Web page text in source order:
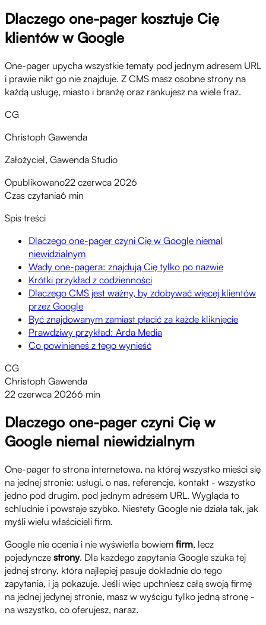
Dlaczego one-pager kosztuje Cię
klientów w Google
One-pager upycha wszystkie tematy pod jednym adresem URL
i prawie nikt go nie znajduje. Z CMS masz osobne strony na
każdą usługę, miasto i branżę oraz rankujesz na wiele fraz.
CG
Christoph Gawenda
Założyciel, Gawenda Studio
Opublikowano22 czerwca 2026
Czas czytania6 min
Spis treści
Dlaczego one-pager czyni Cię w Google niemal
niewidzialnym
Wady one-pagera: znajdują Cię tylko po nazwie
Krótki przykład z codzienności
Dlaczego CMS jest ważny, by zdobywać więcej klientów
przez Google
Być znajdowanym zamiast płacić za każde kliknięcie
Prawdziwy przykład: Arda Media
Co powinieneś z tego wynieść
CG
Christoph Gawenda
22 czerwca 20266 min
Dlaczego one-pager czyni Cię w
Google niemal niewidzialnym
One-pager to strona internetowa, na której wszystko mieści się
na jednej stronie: usługi, o nas, referencje, kontakt - wszystko
jedno pod drugim, pod jednym adresem URL. Wygląda to
schludnie i powstaje szybko. Niestety Google nie działa tak, jak
myśli wielu właścicieli firm.
Google nie ocenia i nie wyświetla bowiem firm, lecz
pojedyncze strony. Dla każdego zapytania Google szuka tej
jednej strony, która najlepiej pasuje dokładnie do tego
zapytania, i ją pokazuje. Jeśli więc upchniesz całą swoją firmę
na jednej jedynej stronie, masz w wyścigu tylko jedną stronę -
na wszystko, co oferujesz, naraz.